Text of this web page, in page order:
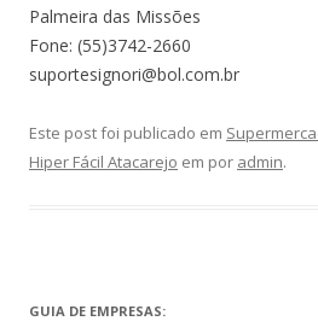
Palmeira das Missões
Fone: (55)3742-2660
suportesignori@bol.com.br
Este post foi publicado em
Hiper Fácil Atacarejo em por admin.
GUIA DE EMPRESAS: